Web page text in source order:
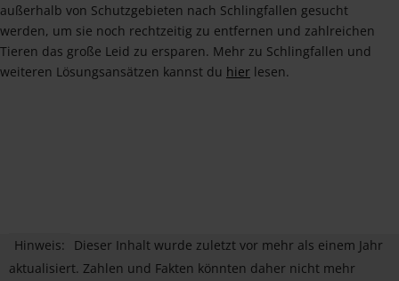
außerhalb von Schutzgebieten nach Schlingfallen gesucht
werden, um sie noch rechtzeitig zu entfernen und zahlreichen
Tieren das große Leid zu ersparen. Mehr zu Schlingfallen und
weiteren Lösungsansätzen kannst du hier lesen.
Hinweis:
Dieser Inhalt wurde zuletzt vor mehr als einem Jahr
aktualisiert. Zahlen und Fakten könnten daher nicht mehr